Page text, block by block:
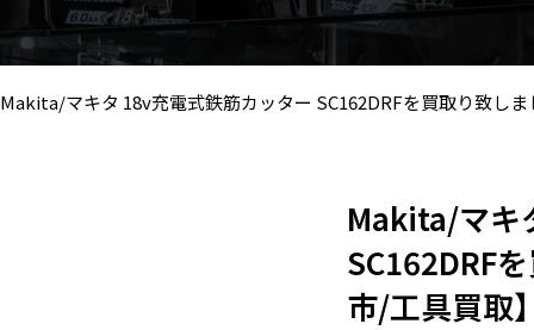
Makita/マキタ 18v充電式鉄筋カッター SC162DRFを買取り致しま
Makita/マキ
SC162DRF
市/工具買取】